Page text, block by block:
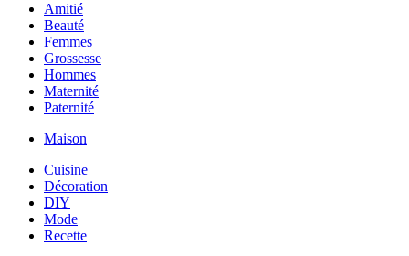
Amitié
Beauté
Femmes
Grossesse
Hommes
Maternité
Paternité
Maison
Cuisine
Décoration
DIY
Mode
Recette